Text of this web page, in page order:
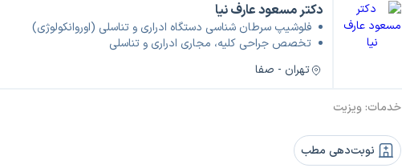
دکتر مسعود عارف نیا
فلوشیپ سرطان شناسی دستگاه ادراری و تناسلی (اوروانکولوژی)
تخصص جراحی کلیه، مجاری ادراری و تناسلی
تهران - صفا
خدمات: ویزیت
نوبت‌دهی مطب